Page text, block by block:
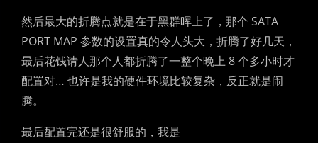
然后最大的折腾点就是在于黑群晖上了，那个 SATA
PORT MAP 参数的设置真的令人头大，折腾了好几天，
最后花钱请人那个人都折腾了一整个晚上 8 个多小时才
配置对… 也许是我的硬件环境比较复杂，反正就是闹
腾。
最后配置完还是很舒服的，我是